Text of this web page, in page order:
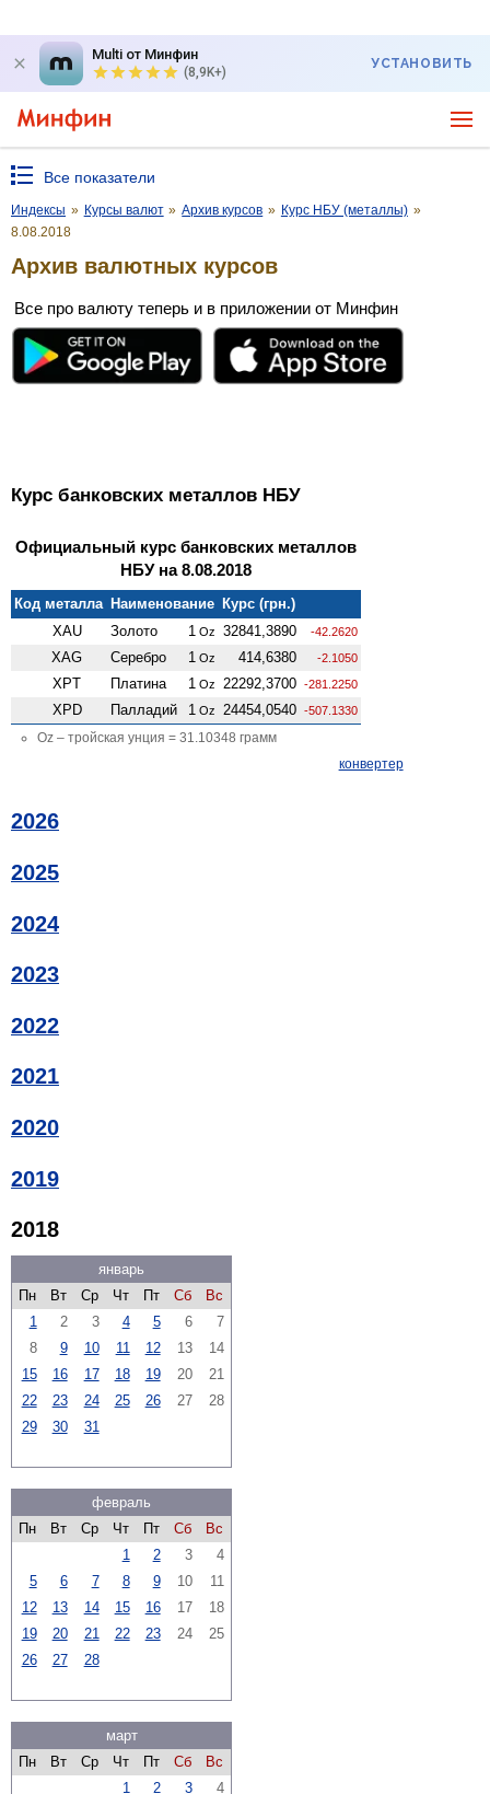
Multi от Минфин
(8,9K+)
УСТАНОВИТЬ
Все показатели
Индексы » Курсы валют » Архив курсов » Курс НБУ (металлы) »
8.08.2018
Архив валютных курсов
Все про валюту теперь и в приложении от Минфин
Курс банковских металлов НБУ
Официальный курс банковских металлов
НБУ на 8.08.2018
Код металла Наименование Курс (грн.)
XAU
Золото 1 Oz 32841,3890 -42.2620
XAG Серебро 1 Oz 414,6380 -2.1050
XPT Платина 1 Oz 22292,3700 -281.2250
XPD Палладий 1 Oz 24454,0540 -507.1330
Oz – тройская унция = 31.10348 грамм
конвертер
2026
2025
2024
2023
2022
2021
2020
2019
2018
январь
Пн
Вт Ср Чт Пт Сб
Вс
1
2 3 4 5 6
7
8
9 10 11 12 13
14
15
16 17 18 19 20
21
22
23 24 25 26 27
28
29
30 31
февраль
Пн
Вт Ср Чт Пт Сб
Вс
1
2 3
4
5
6 7 8 9 10
11
12
13 14 15 16 17
18
19
20 21 22 23 24
25
26
27 28
март
Пн
Вт Ср Чт Пт Сб
Вс
1
2 3
4